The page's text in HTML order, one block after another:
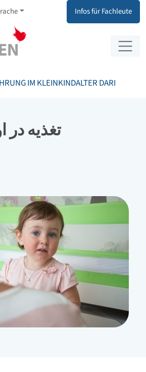
Infos für Fachleute
IM KLEINKINDALTER DARI
تغذیه در